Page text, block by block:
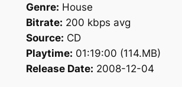
Genre: House
Bitrate: 200 kbps avg
Source: CD
Playtime: 01:19:00 (114.MB)
Release Date: 2008-12-04